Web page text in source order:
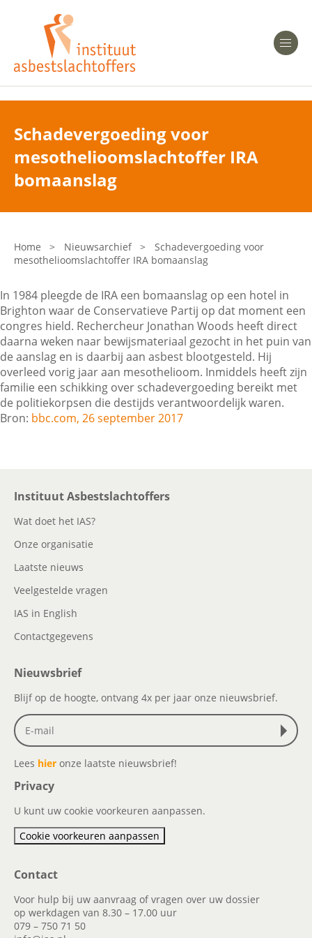
Heeft u Mesothelioom?
Heeft u Asbestose?
Bent u arts?
Bent u werkgever of verzekeraar?
Asbest en Gezondheid
Laatste nieuws
Onze organisatie
Veelgestelde vragen
Contactgegevens
Zoeken
Schadevergoeding voor
mesothelioomslachtoffer IRA
bomaanslag
Home > Nieuwsarchief >
Schadevergoeding voor
mesothelioomslachtoffer IRA bomaanslag
In 1984 pleegde de IRA een bomaanslag op een hotel in
Brighton waar de Conservatieve Partij op dat moment een
congres hield. Rechercheur Jonathan Woods heeft direct
daarna weken naar bewijsmateriaal gezocht in het puin van
de aanslag en is daarbij aan asbest blootgesteld. Hij
overleed vorig jaar aan mesothelioom. Inmiddels heeft zijn
familie een schikking over schadevergoeding bereikt met
de politiekorpsen die destijds verantwoordelijk waren.
Bron: bbc.com, 26 september 2017
Instituut Asbestslachtoffers
Wat doet het IAS?
Onze organisatie
Laatste nieuws
Veelgestelde vragen
IAS in English
Contactgegevens
Nieuwsbrief
Blijf op de hoogte, ontvang 4x per jaar onze nieuwsbrief.
Lees hier onze laatste nieuwsbrief!
Privacy
U kunt uw cookie voorkeuren aanpassen.
Cookie voorkeuren aanpassen
Contact
Voor hulp bij uw aanvraag of vragen over uw dossier
op werkdagen van 8.30 – 17.00 uur
079 – 750 71 50